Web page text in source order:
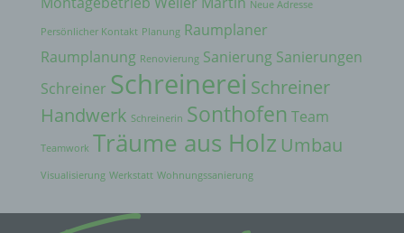
Neue Adresse
Persönlicher Kontakt Planung Raumplaner
Raumplanung Renovierung Sanierung Sanierungen
Schreiner Schreinerei Schreiner
Handwerk Schreinerin Sonthofen Team
Teamwork Träume aus Holz Umbau
Visualisierung Werkstatt Wohnungssanierung
einer sonstigen eindeutigen bestätigenden
Handlung, mit der die betroffene Person zu
verstehen gibt, dass sie mit der Verarbeitung der
sie betreffenden personenbezogenen Daten
einverstanden ist.
Name und Anschrift des für die Verarbeitung
Verantwortlichen
Verantwortlicher im Sinne der Datenschutz-
Datenschutzgesetze und anderer Bestimmungen